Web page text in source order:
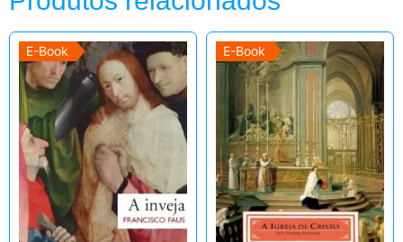
E-Book E-Book